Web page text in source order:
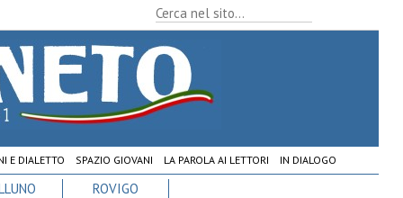
E DIALETTO SPAZIO GIOVANI LA PAROLA AI LETTORI IN DIALOGO
ROVIGO